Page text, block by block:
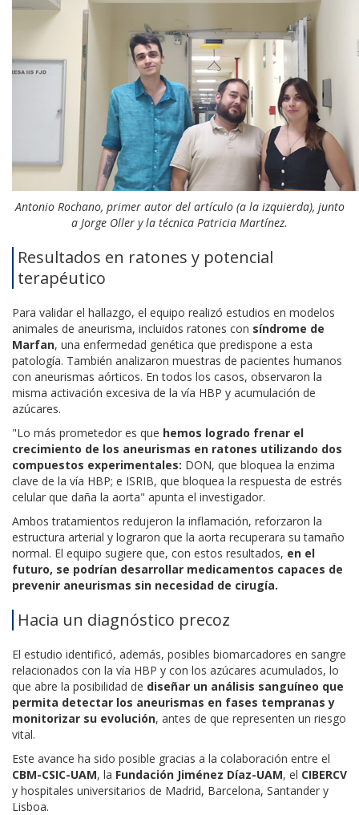
Antonio Rochano, primer autor del artículo (a la izquierda), junto
a Jorge Oller y la técnica Patricia Martínez.
Resultados en ratones y potencial
terapéutico
Para validar el hallazgo, el equipo realizó estudios en modelos
animales de aneurisma, incluidos ratones con síndrome de
Marfan, una enfermedad genética que predispone a esta
patología. También analizaron muestras de pacientes humanos
con aneurismas aórticos. En todos los casos, observaron la
misma activación excesiva de la vía HBP y acumulación de
azúcares.
"Lo más prometedor es que hemos logrado frenar el
crecimiento de los aneurismas en ratones utilizando dos
compuestos experimentales: DON, que bloquea la enzima
clave de la vía HBP; e ISRIB, que bloquea la respuesta de estrés
celular que daña la aorta" apunta el investigador.
Ambos tratamientos redujeron la inflamación, reforzaron la
estructura arterial y lograron que la aorta recuperara su tamaño
normal. El equipo sugiere que, con estos resultados, en el
futuro, se podrían desarrollar medicamentos capaces de
prevenir aneurismas sin necesidad de cirugía.
Hacia un diagnóstico precoz
El estudio identificó, además, posibles biomarcadores en sangre
relacionados con la vía HBP y con los azúcares acumulados, lo
que abre la posibilidad de diseñar un análisis sanguíneo que
permita detectar los aneurismas en fases tempranas y
monitorizar su evolución, antes de que representen un riesgo
vital.
Este avance ha sido posible gracias a la colaboración entre el
CBM-CSIC-UAM, la Fundación Jiménez Díaz-UAM, el CIBERCV
y hospitales universitarios de Madrid, Barcelona, Santander y
Lisboa.